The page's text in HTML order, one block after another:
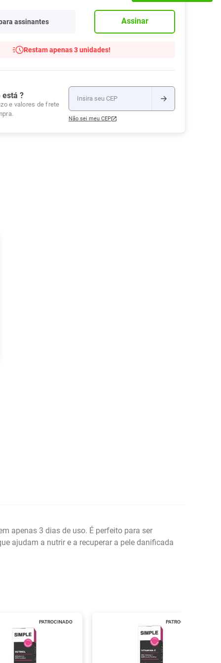
assinantes Assinar
Restam apenas 3 unidades!
está ?
e valores de frete
Não sei meu CEP
apenas 3 dias de uso. É perfeito para ser
ajudam a nutrir e a recuperar a pele danificada
PATROCINADO PATROCINADO